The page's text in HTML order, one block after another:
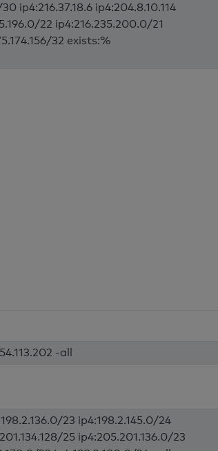
ip4:216.37.18.6 ip4:204.8.10.114
22 ip4:216.235.200.0/21
32 exists:%
-all
23 ip4:198.2.145.0/24
25 ip4:205.201.136.0/23